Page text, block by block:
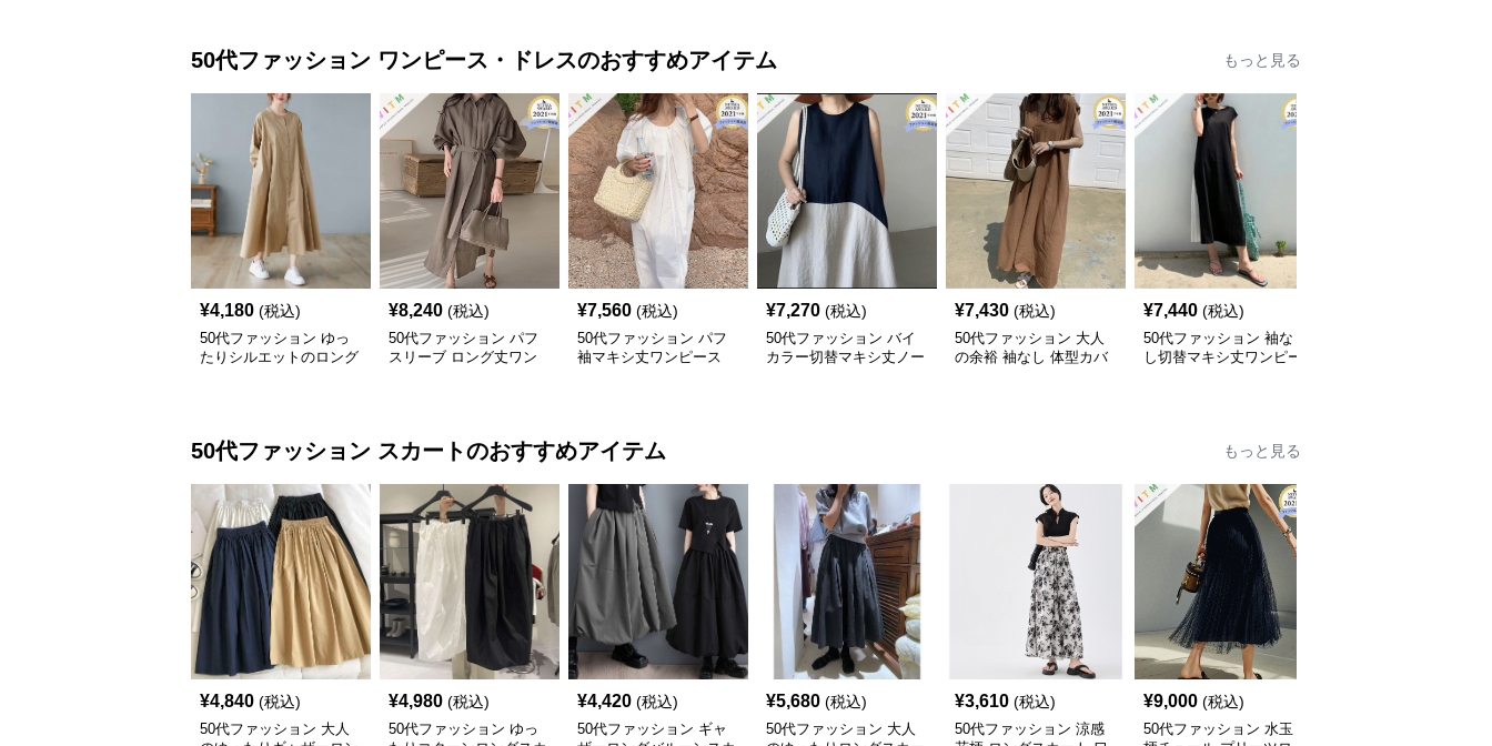
50代ファッション ワンピース・ドレスのおすすめアイテム もっと見る
¥4,180 (税込)
50代ファッション ゆっ
たりシルエットのロング
¥8,240 (税込)
50代ファッション パフ
スリーブ ロング丈ワン
¥7,560 (税込)
50代ファッション パフ
袖マキシ丈ワンピース
¥7,270 (税込)
50代ファッション バイ
カラー切替マキシ丈ノー
¥7,430 (税込)
50代ファッション 大人
の余裕 袖なし 体型カバ
¥7,440 (税込)
50代ファッション 袖な
し切替マキシ丈ワンピー
50代ファッション スカートのおすすめアイテム もっと見る
¥4,840 (税込)
50代ファッション 大人
¥4,980 (税込)
50代ファッション ゆっ
¥4,420 (税込)
50代ファッション ギャ
¥5,680 (税込)
50代ファッション 大人
¥3,610 (税込)
50代ファッション 涼感
¥9,000 (税込)
50代ファッション 水玉